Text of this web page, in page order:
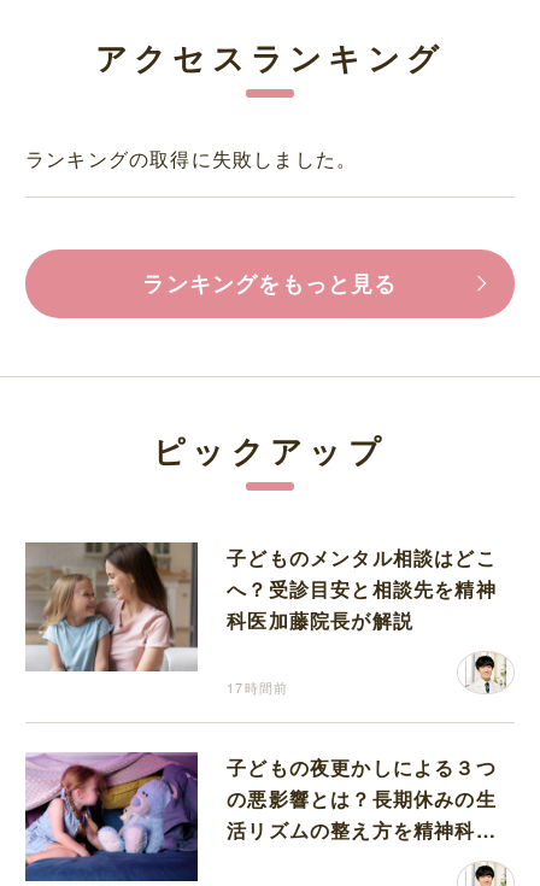
アクセスランキング
ランキングの取得に失敗しました。
ランキングをもっと見る
ピックアップ
子どものメンタル相談はどこ
へ？受診目安と相談先を精神
科医加藤院長が解説
17時間前
子どもの夜更かしによる３つ
の悪影響とは？長期休みの生
活リズムの整え方を精神科医